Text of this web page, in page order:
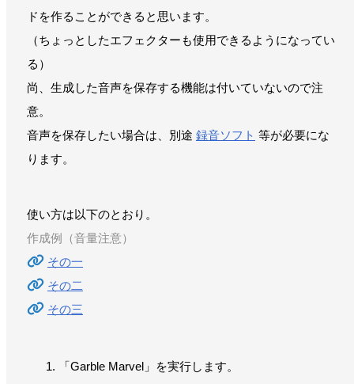
ドを作ることができると思います。
（ちょっとしたエフェクターも使用できるようになってい
る）
尚、生成した音声を保存する機能は付いていないので注
意。
音声を保存したい場合は、別途 録音ソフト 等が必要にな
ります。
使い方は以下のとおり。
作成例（音量注意）
その一
その二
その三
「Garble Marvel」を実行します。